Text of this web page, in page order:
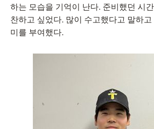
하는 모습을 기억이 난다. 준비했던 시
찬하고 싶었다. 많이 수고했다고 말하
미를 부여했다.